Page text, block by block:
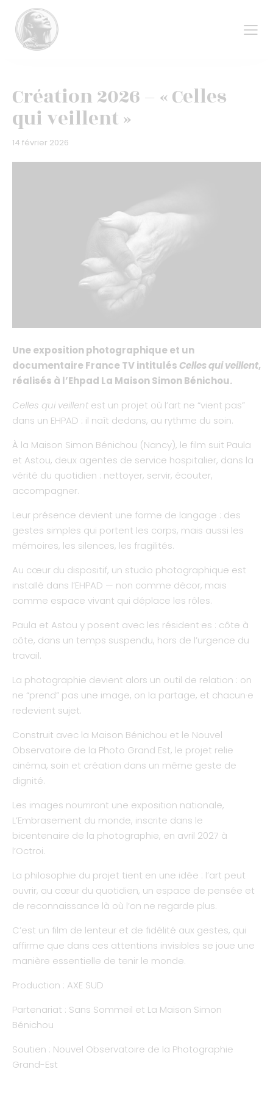
Création 2026 – « Celles
qui veillent »
14 février 2026
Une exposition photographique et un
documentaire France TV intitulés Celles qui veillent,
réalisés à l’Ehpad La Maison Simon Bénichou.
Celles qui veillent est un projet où l’art ne “vient pas”
dans un EHPAD : il naît dedans, au rythme du soin.
À la Maison Simon Bénichou (Nancy), le film suit Paula
et Astou, deux agentes de service hospitalier, dans la
vérité du quotidien : nettoyer, servir, écouter,
accompagner.
Leur présence devient une forme de langage : des
gestes simples qui portent les corps, mais aussi les
mémoires, les silences, les fragilités.
Au cœur du dispositif, un studio photographique est
installé dans l’EHPAD — non comme décor, mais
comme espace vivant qui déplace les rôles.
Paula et Astou y posent avec les résident·es : côte à
côte, dans un temps suspendu, hors de l’urgence du
travail.
La photographie devient alors un outil de relation : on
ne “prend” pas une image, on la partage, et chacun·e
redevient sujet.
Construit avec la Maison Bénichou et le Nouvel
Observatoire de la Photo Grand Est, le projet relie
cinéma, soin et création dans un même geste de
dignité.
Les images nourriront une exposition nationale,
L’Embrasement du monde, inscrite dans le
bicentenaire de la photographie, en avril 2027 à
l’Octroi.
La philosophie du projet tient en une idée : l’art peut
ouvrir, au cœur du quotidien, un espace de pensée et
de reconnaissance là où l’on ne regarde plus.
C’est un film de lenteur et de fidélité aux gestes, qui
affirme que dans ces attentions invisibles se joue une
manière essentielle de tenir le monde.
Production : AXE SUD
Partenariat : Sans Sommeil et La Maison Simon
Bénichou
Soutien : Nouvel Observatoire de la Photographie
Grand-Est